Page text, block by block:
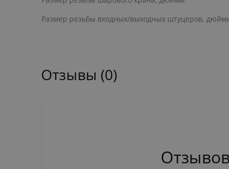
Размер резьбы входных/выходных штуцеров,
Отзывы (0)